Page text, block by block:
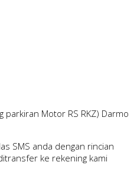
parkiran Motor RS RKZ) Darmo
SMS anda dengan rincian
ke rekening kami